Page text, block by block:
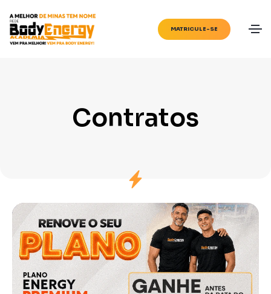
MATRICULE-SE
Contratos